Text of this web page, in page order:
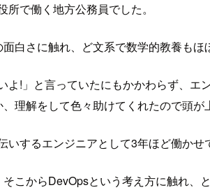
で働く地方公務員でした。
さに触れ、ど文系で数学的教養もほ
!」と言っていたにもかかわらず、
理解をして色々助けてくれたので頭が
するエンジニアとして3年ほど働かせ
こからDevOpsという考え方に触れ